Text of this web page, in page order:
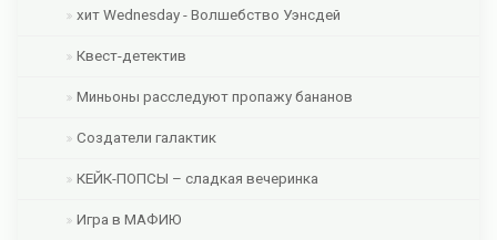
хит Wednesday - Волшебство Уэнсдей
Квест-детектив
Миньоны расследуют пропажу бананов
Создатели галактик
КЕЙК-ПОПСЫ – сладкая вечеринка
Игра в МАФИЮ